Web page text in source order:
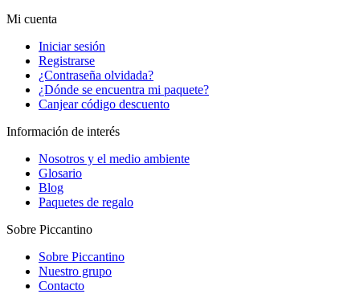
Mi cuenta
Iniciar sesión
Registrarse
¿Contraseña olvidada?
¿Dónde se encuentra mi paquete?
Canjear código descuento
Información de interés
Nosotros y el medio ambiente
Glosario
Blog
Paquetes de regalo
Sobre Piccantino
Sobre Piccantino
Nuestro grupo
Contacto